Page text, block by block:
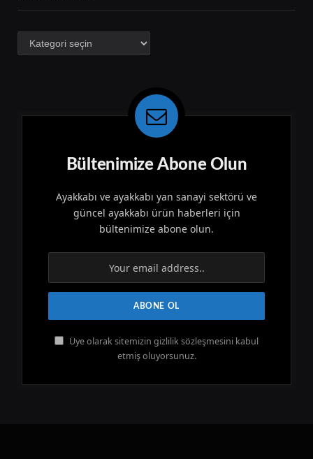
Kategoriler
Bültenimize Abone Olun
Ayakkabı ve ayakkabı yan sanayi sektörü ve
güncel ayakkabı ürün haberleri için
bültenimize abone olun.
Üye olarak sitemizin gizlilik sözleşmesini kabul
etmiş oluyorsunuz.